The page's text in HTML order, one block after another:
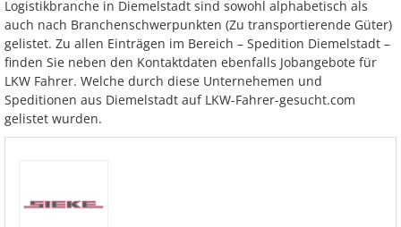
Logistikbranche in Diemelstadt sind sowohl alphabetisch als
auch nach Branchenschwerpunkten (Zu transportierende Güter)
gelistet. Zu allen Einträgen im Bereich – Spedition Diemelstadt –
finden Sie neben den Kontaktdaten ebenfalls Jobangebote für
LKW Fahrer. Welche durch diese Unternehemen und
Speditionen aus Diemelstadt auf LKW-Fahrer-gesucht.com
gelistet wurden.